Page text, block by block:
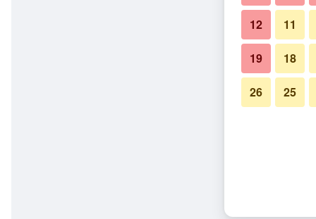
11
12
18
19
25
26